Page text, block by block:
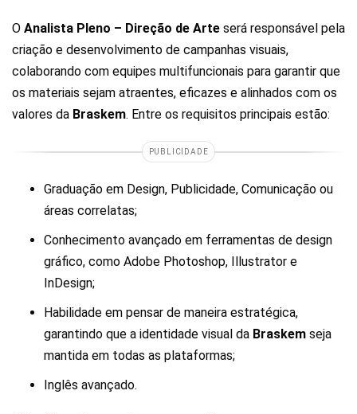
O Analista Pleno – Direção de Arte será responsável pela
criação e desenvolvimento de campanhas visuais,
colaborando com equipes multifuncionais para garantir que
os materiais sejam atraentes, eficazes e alinhados com os
valores da Braskem. Entre os requisitos principais estão:
PUBLICIDADE
Graduação em Design, Publicidade, Comunicação ou
áreas correlatas;
Conhecimento avançado em ferramentas de design
gráfico, como Adobe Photoshop, Illustrator e
InDesign;
Habilidade em pensar de maneira estratégica,
garantindo que a identidade visual da Braskem seja
mantida em todas as plataformas;
Inglês avançado.